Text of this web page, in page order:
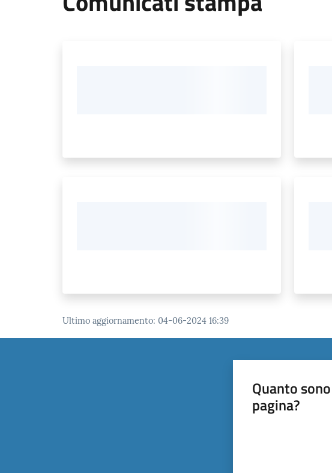
Ultimo aggiornamento: 04-06-2024 16:39
Quanto
pagina?